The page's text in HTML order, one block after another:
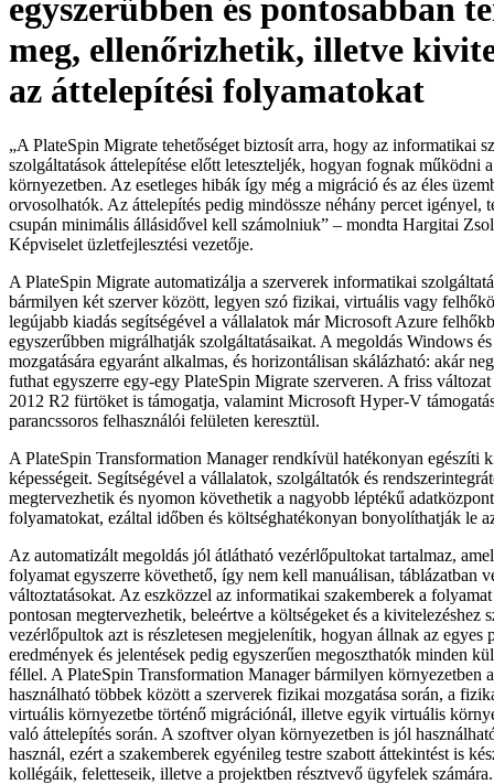
egyszerűbben és pontosabban
meg, ellenőrizhetik, illetve
az áttelepítési folyamatokat
„A PlateSpin Migrate tehetőséget biztosít arra, hogy az informatikai
szolgáltatások áttelepítése előtt leteszteljék, hogyan fognak működni
környezetben. Az esetleges hibák így még a migráció és az éles
orvosolhatók. Az áttelepítés pedig mindössze néhány percet igényel,
csupán minimális állásidővel kell számolniuk” – mondta Hargitai
Képviselet üzletfejlesztési vezetője.
A PlateSpin Migrate automatizálja a szerverek informatikai
bármilyen két szerver között, legyen szó fizikai, virtuális vagy
legújabb kiadás segítségével a vállalatok már Microsoft Azure
egyszerűbben migrálhatják szolgáltatásaikat. A megoldás Windows
mozgatására egyaránt alkalmas, és horizontálisan skálázható: akár
futhat egyszerre egy-egy PlateSpin Migrate szerveren. A friss
2012 R2 fürtöket is támogatja, valamint Microsoft Hyper-V
parancssoros felhasználói felületen keresztül.
A PlateSpin Transformation Manager rendkívül hatékonyan egészíti
képességeit. Segítségével a vállalatok, szolgáltatók és
megtervezhetik és nyomon követhetik a nagyobb léptékű
folyamatokat, ezáltal időben és költséghatékonyan bonyolíthatják le
Az automatizált megoldás jól átlátható vezérlőpultokat tartalmaz,
folyamat egyszerre követhető, így nem kell manuálisan, táblázatban
változtatásokat. Az eszközzel az informatikai szakemberek a
pontosan megtervezhetik, beleértve a költségeket és a kivitelezéshez
vezérlőpultok azt is részletesen megjelenítik, hogyan állnak az egyes
eredmények és jelentések pedig egyszerűen megoszthatók minden
féllel. A PlateSpin Transformation Manager bármilyen környezetben
használható többek között a szerverek fizikai mozgatása során, a
virtuális környezetbe történő migrációnál, illetve egyik virtuális
való áttelepítés során. A szoftver olyan környezetben is jól
használ, ezért a szakemberek egyénileg testre szabott áttekintést is
kollégáik, feletteseik, illetve a projektben résztvevő ügyfelek számára.